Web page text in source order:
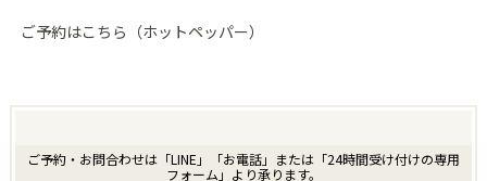
ご予約はこちら（ホットペッパー）
ご予約・お問合わせは「LINE」「お電話」または「24時間受け付けの専用
フォーム」より承ります。